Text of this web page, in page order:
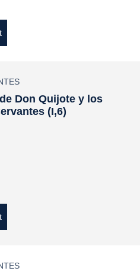
Don Quijote y los
(I,6)